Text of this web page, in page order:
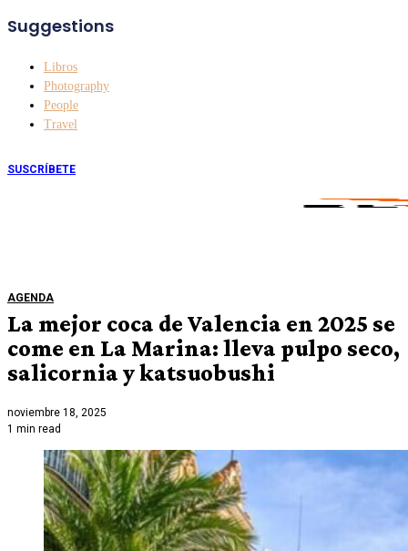
Suggestions
Libros
Photography
People
Travel
SUSCRÍBETE
AGENDA
La mejor coca de Valencia en 2025 se
come en La Marina: lleva pulpo seco,
salicornia y katsuobushi
noviembre 18, 2025
1 min read